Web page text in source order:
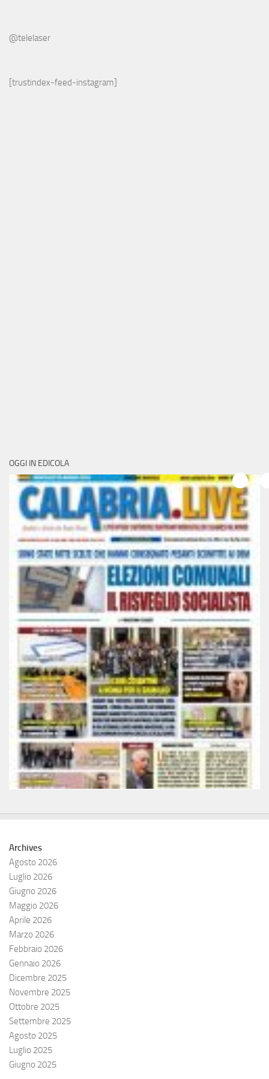
@telelaser
[trustindex-feed-instagram]
OGGI IN EDICOLA
Archives
Agosto 2026
Luglio 2026
Giugno 2026
Maggio 2026
Aprile 2026
Marzo 2026
Febbraio 2026
Gennaio 2026
Dicembre 2025
Novembre 2025
Ottobre 2025
Settembre 2025
Agosto 2025
Luglio 2025
Giugno 2025